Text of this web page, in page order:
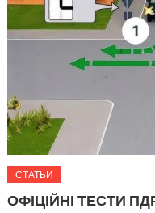
СТАТЬИ
ОФІЦІЙНІ ТЕСТИ